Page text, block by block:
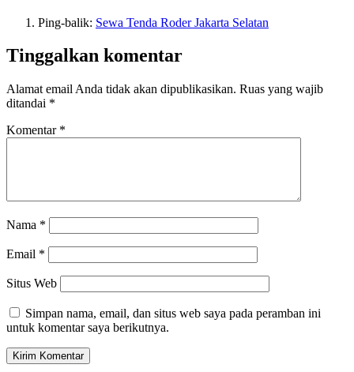
Ping-balik: Sewa Tenda Roder Jakarta Selatan
Tinggalkan komentar
Alamat email Anda tidak akan dipublikasikan. Ruas yang wajib
ditandai *
Komentar *
Nama *
Email *
Situs Web
Simpan nama, email, dan situs web saya pada peramban ini
untuk komentar saya berikutnya.